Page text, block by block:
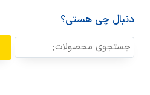
دنبال چی هستی؟